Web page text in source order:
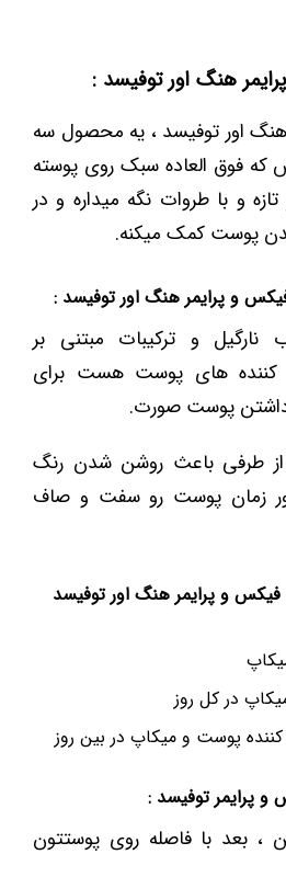
هنگ اور توفیسد :
اور توفیسد ، یه محصول سه
فوق العاده سبک روی پوسته
و با طروات نگه میداره و در
پوست کمک میکنه.
و پرایمر هنگ اور توفیسد :
و ترکیبات مبتنی بر
کننده های پوست هست برای
داشتن پوست صورت.
از طرفی باعث روشن شدن رنگ
زمان پوست رو سفت و صاف
فیکس و پرایمر هنگ اور توفیسد
در کل روز
پوست و میکاپ در بین روز
و پرایمر توفیسد :
، بعد با فاصله روی پوستتون